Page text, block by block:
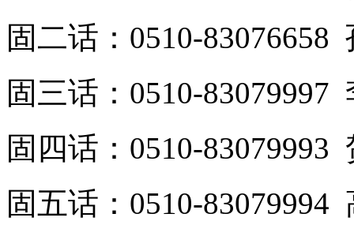
固二话：0510-83076658
固三话：0510-83079997
固四话：0510-83079993
固五话：0510-83079994